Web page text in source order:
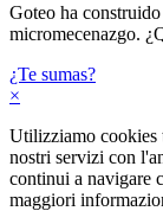
Goteo ha
micromecenazgo.
¿Te sumas?
×
Utilizziamo cookies
nostri servizi con
continui a navigare
maggiori